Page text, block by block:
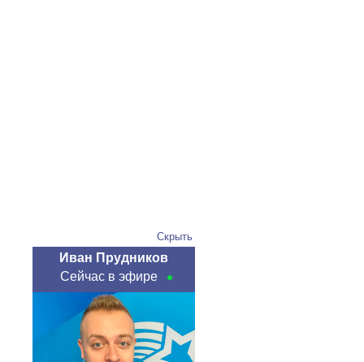
Скрыть
Иван Прудников
Сейчас в эфире